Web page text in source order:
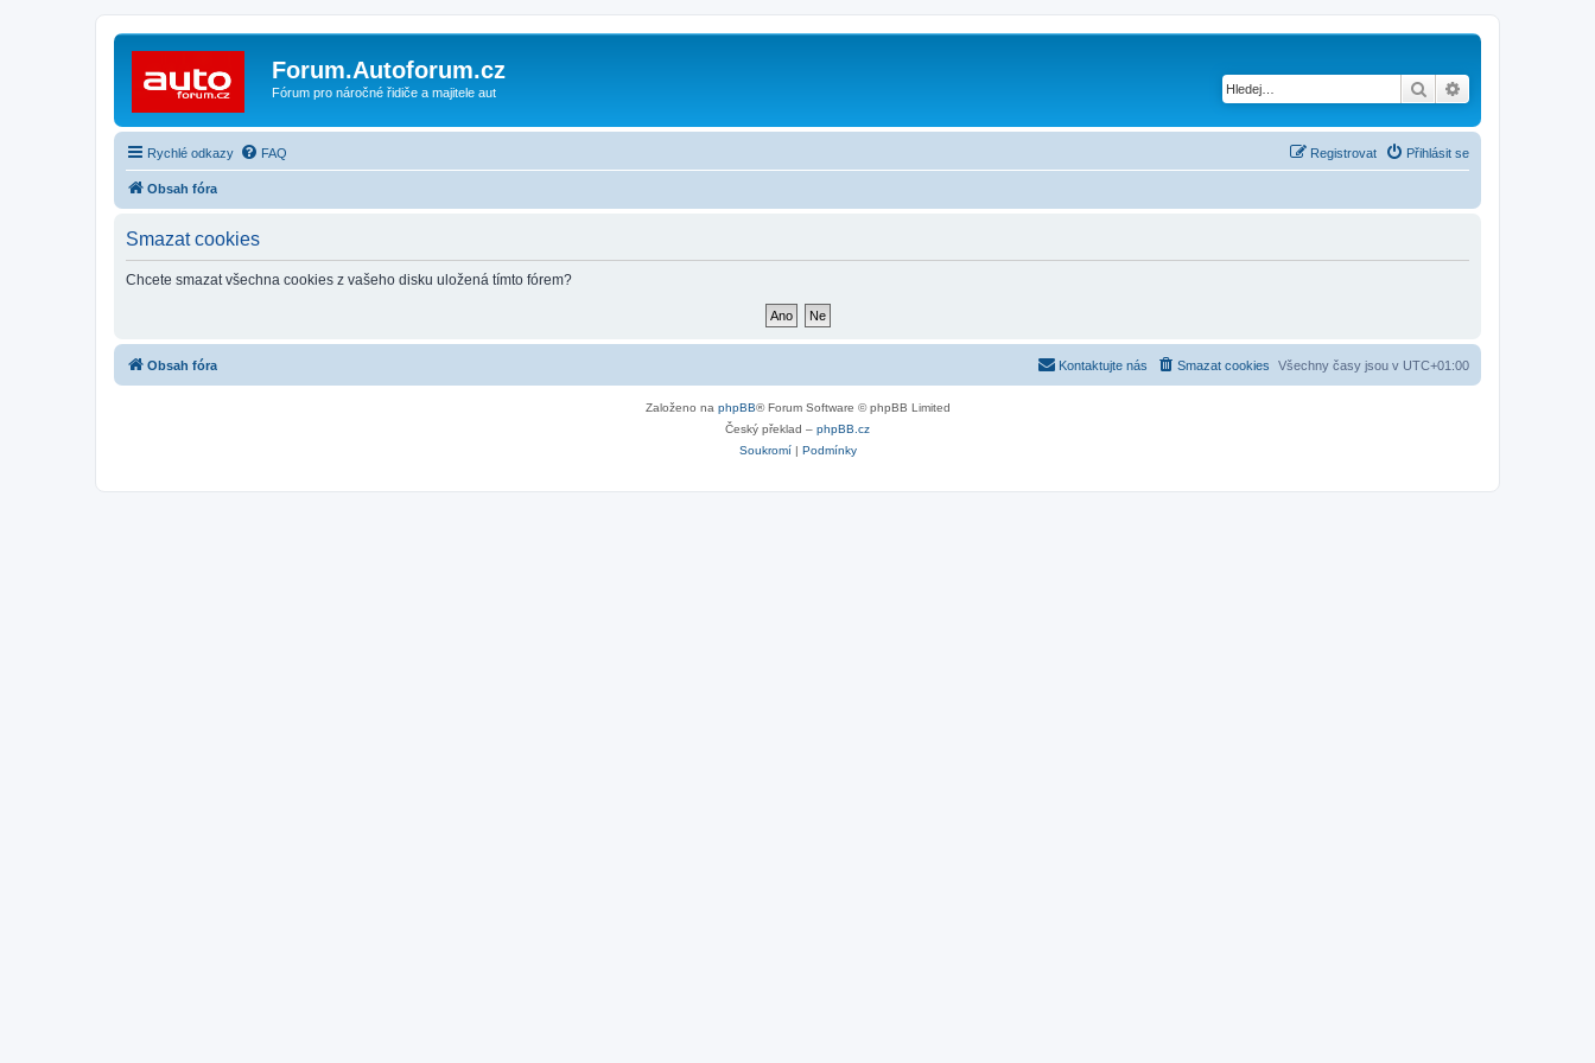
Forum.Autoforum.cz
Fórum pro náročné řidiče a majitele aut Hledat
Rychlé odkazy FAQ Přihlásit se
Registrovat
Obsah fóra
Smazat cookies
Chcete smazat všechna cookies z vašeho disku uložená tímto fórem?
Obsah fóra Všechny časy jsou v UTC+01:00
Smazat cookies
Kontaktujte nás
Založeno na phpBB® Forum Software © phpBB Limited
Český překlad – phpBB.cz
Soukromí| Podmínky